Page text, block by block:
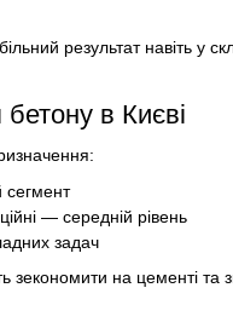
результат навіть у
в Києві
— середній рівень
задач
зекономити на цементі та